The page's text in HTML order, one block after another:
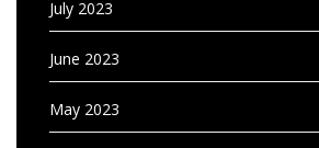
July 2023
June 2023
May 2023